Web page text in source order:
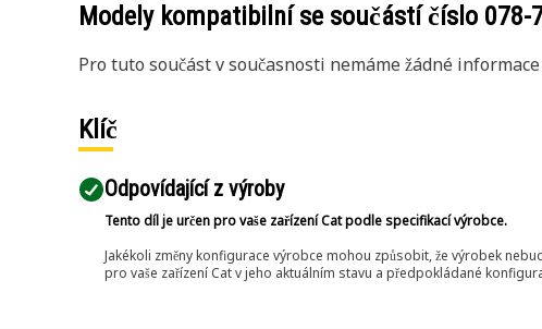
Modely kompatibilní se součástí číslo 078-
Pro tuto součást v současnosti nemáme žádné
Klíč
Odpovídající z výroby
Tento díl je určen pro vaše zařízení Cat podle specifikací výrobce.
Jakékoli změny konfigurace výrobce mohou způsobit, že výrobek
pro vaše zařízení Cat v jeho aktuálním stavu a předpokládané